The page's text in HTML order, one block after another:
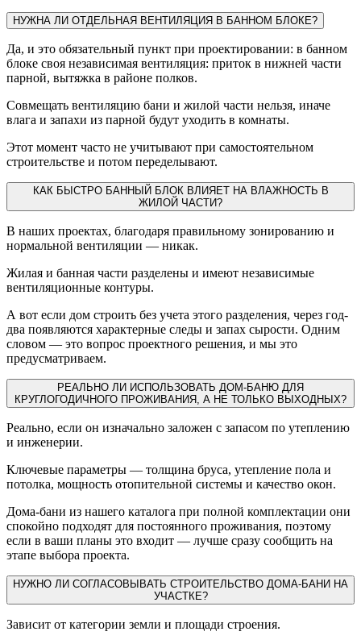
НУЖНА ЛИ ОТДЕЛЬНАЯ ВЕНТИЛЯЦИЯ В БАННОМ БЛОКЕ?
Да, и это обязательный пункт при проектировании: в банном
блоке своя независимая вентиляция: приток в нижней части
парной, вытяжка в районе полков.
Совмещать вентиляцию бани и жилой части нельзя, иначе
влага и запахи из парной будут уходить в комнаты.
Этот момент часто не учитывают при самостоятельном
строительстве и потом переделывают.
КАК БЫСТРО БАННЫЙ БЛОК ВЛИЯЕТ НА ВЛАЖНОСТЬ В
ЖИЛОЙ ЧАСТИ?
В наших проектах, благодаря правильному зонированию и
нормальной вентиляции — никак.
Жилая и банная части разделены и имеют независимые
вентиляционные контуры.
А вот если дом строить без учета этого разделения, через год-
два появляются характерные следы и запах сырости. Одним
словом — это вопрос проектного решения, и мы это
предусматриваем.
РЕАЛЬНО ЛИ ИСПОЛЬЗОВАТЬ ДОМ-БАНЮ ДЛЯ
КРУГЛОГОДИЧНОГО ПРОЖИВАНИЯ, А НЕ ТОЛЬКО ВЫХОДНЫХ?
Реально, если он изначально заложен с запасом по утеплению
и инженерии.
Ключевые параметры — толщина бруса, утепление пола и
потолка, мощность отопительной системы и качество окон.
Дома-бани из нашего каталога при полной комплектации они
спокойно подходят для постоянного проживания, поэтому
если в ваши планы это входит — лучше сразу сообщить на
этапе выбора проекта.
НУЖНО ЛИ СОГЛАСОВЫВАТЬ СТРОИТЕЛЬСТВО ДОМА-БАНИ НА
УЧАСТКЕ?
Зависит от категории земли и площади строения.